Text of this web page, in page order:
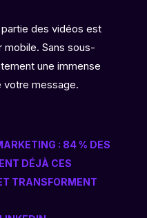
des vidéos est
Sans sous-
une immense
message.
: 84 % DES
DÉJÀ CES
TRANSFORMENT